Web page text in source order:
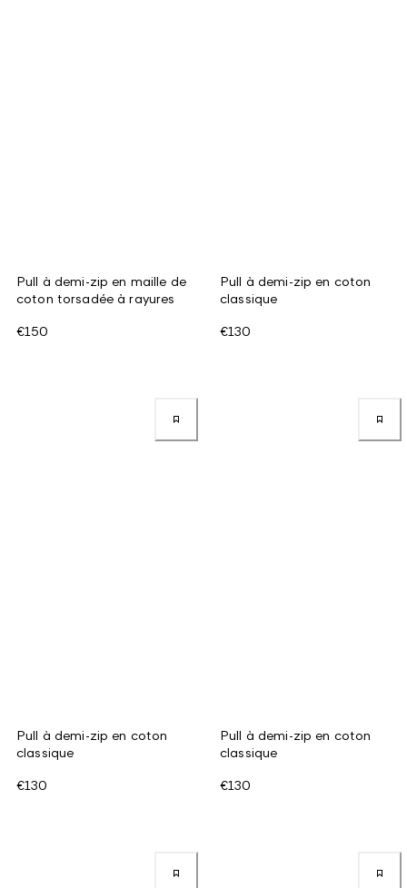
Pull à demi-zip en maille de
coton torsadée à rayures
€150
Pull à demi-zip en coton
classique
€130
Pull à demi-zip en coton
classique
€130
Pull à demi-zip en coton
classique
€130